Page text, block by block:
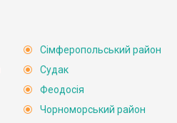
Сімферопольський район
Судак
Феодосія
Чорноморський район